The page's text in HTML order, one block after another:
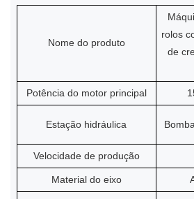
Nome do produto
rolos
de
Potência do motor principal
Estação hidráulica
Velocidade de produção
Material do eixo